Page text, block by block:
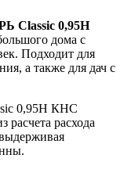
Classic 0,95Н
дома с
Подходит для
а также для дач с
0,95Н КНС
расчета расхода